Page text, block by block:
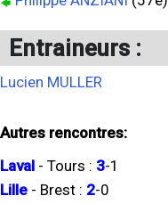
Entraineurs :
Lucien MULLER
Autres rencontres:
Laval - Tours : 3-1
Lille - Brest : 2-0